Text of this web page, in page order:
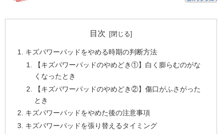
目次
キズパワーパッドをやめる時期の判断方法
【キズパワーパッドのやめどき①】白く膨らむのがな
くなったとき
【キズパワーパッドのやめどき②】傷口がふさがった
とき
キズパワーパッドをやめた後の注意事項
キズパワーパッドを張り替えるタイミング